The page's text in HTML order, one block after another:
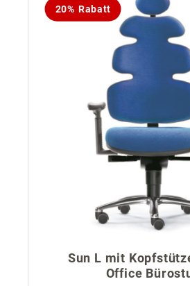
20% Rabatt
Sun L mit
Office